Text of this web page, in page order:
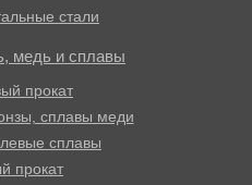
стали
медь и сплавы
прокат
сплавы меди
сплавы
прокат